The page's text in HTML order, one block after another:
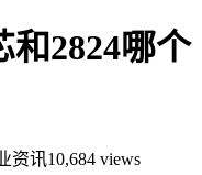
和2824哪个
资讯10,684 views